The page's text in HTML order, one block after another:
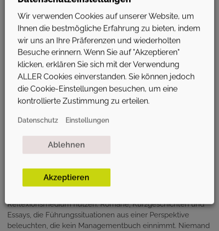
einem weiteren Netzwerk, nicht mit einem Coaching-
Programm, nicht mit einer Konferenzreihe. Sondern mit
etwas, das es in dieser Form vielleicht noch nicht gibt:
laufende Reflexionsbegleitung für Führungskräfte.
Das bedeutet konkret drei Dinge:
Essays: Weitblick & Tiefgang
Regelmäßig erscheinende Texte, die Führungsthemen mit
Schärfe aufarbeiten. Keine Quick-Tipps, keine „5 Schritte zu
Organisationstheorie, Psychologie, Philosophie und
Sozialwissenschaft auf reale Führungsfragen anwenden. Die
Idee dahinter: Wer besser denken will, braucht bessere
Literatur als Quelle der Inspiration & Spiegel
Reflexionsmedium nutzen. Romane, Kurzgeschichten und
Essays, die Führungssituationen aus einer Perspektive
beleuchten, die kein Managementbuch einnimmt. Niemand
Wir verwenden Cookies auf unserer Website, um
Ihnen die bestmögliche Erfahrung zu bieten, indem
wir uns an Ihre Präferenzen und wiederholten
Besuche erinnern. Wenn Sie auf "Akzeptieren"
klicken, erklären Sie sich mit der Verwendung
ALLER Cookies einverstanden. Sie können jedoch
die Cookie-Einstellungen besuchen, um eine
kontrollierte Zustimmung zu erteilen.
Datenschutz Einstellungen
Ablehnen
Akzeptieren